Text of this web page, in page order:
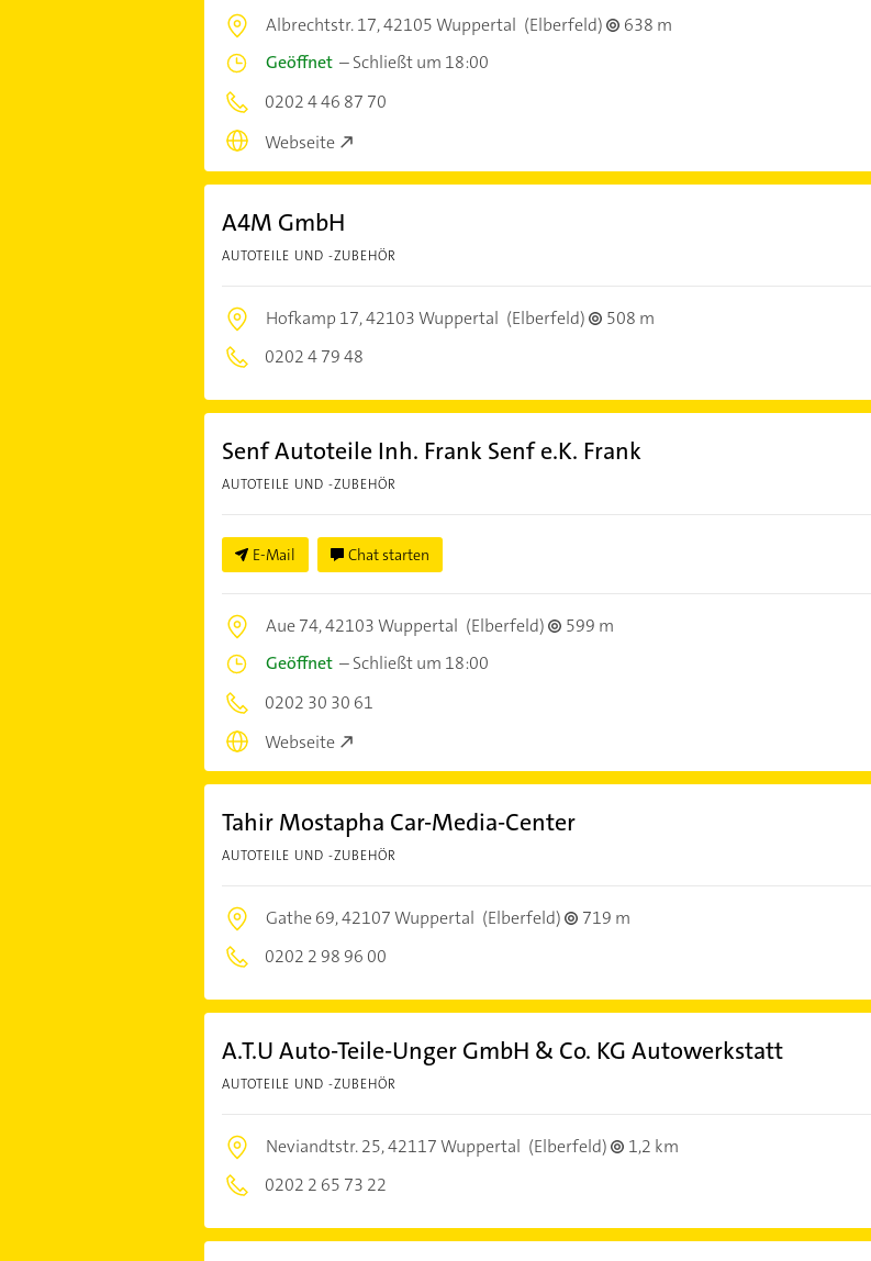
Albrechtstr. 17,42105 Wuppertal (Elberfeld)
638 m
Geöffnet–Schließt um 18:00
0202 4 46 87 70
Webseite
A4M GmbH
AUTOTEILE UND -ZUBEHÖR
Hofkamp 17,42103 Wuppertal (Elberfeld)
508 m
0202 4 79 48
Senf Autoteile Inh. Frank Senf e.K. Frank
AUTOTEILE UND -ZUBEHÖR
E-Mail Chat starten
Aue 74,42103 Wuppertal (Elberfeld)
599 m
Geöffnet–Schließt um 18:00
0202 30 30 61
Webseite
Tahir Mostapha Car-Media-Center
AUTOTEILE UND -ZUBEHÖR
Gathe 69,42107 Wuppertal (Elberfeld)
719 m
0202 2 98 96 00
A.T.U Auto-Teile-Unger GmbH & Co. KG Autowerkstatt
AUTOTEILE UND -ZUBEHÖR
Neviandtstr. 25,42117 Wuppertal (Elberfeld)
1,2 km
0202 2 65 73 22